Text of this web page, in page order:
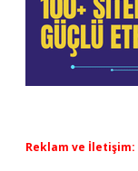
Reklam ve İletişim: